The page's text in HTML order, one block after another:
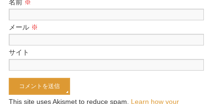
名前 ※
メール ※
サイト
This site uses Akismet to reduce spam. Learn how your